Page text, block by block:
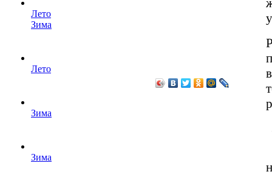
Лето
Зима
Лето
Зима
Зима